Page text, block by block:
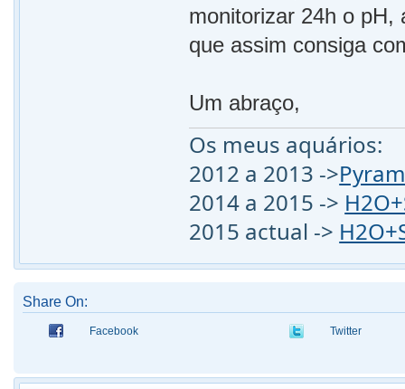
monitorizar 24h o pH,
que assim consiga
Um abraço,
Os meus aquários:
2012 a 2013 ->
2014 a 2015 ->
2015 actual ->
Share On:
Facebook Twitter